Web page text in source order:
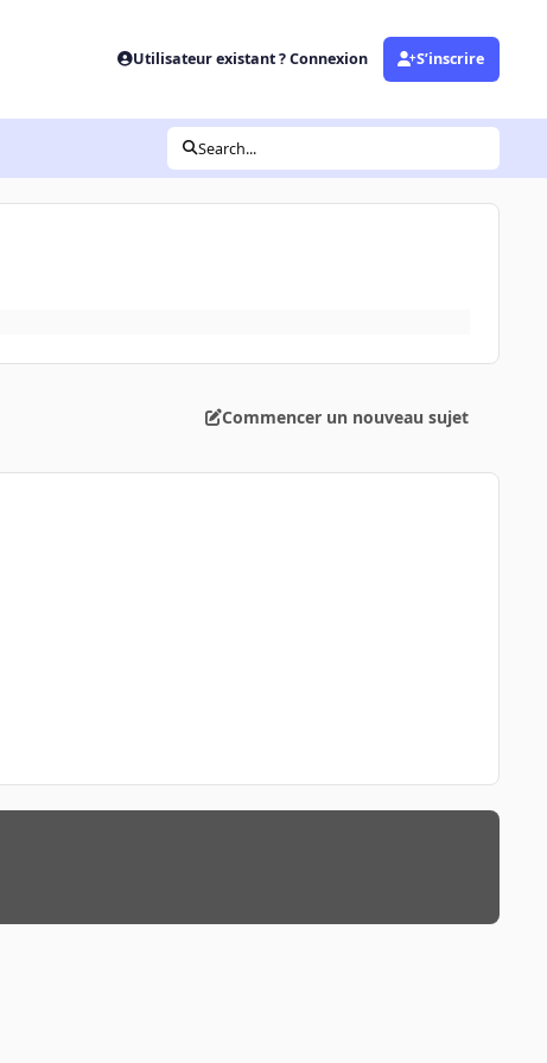
Utilisateur existant ? Connexion S’inscrire
Search...
Commencer un nouveau sujet